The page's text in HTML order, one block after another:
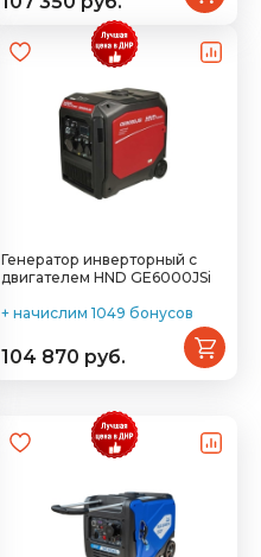
Генератор инверторный с
двигателем HND GE6000JSi
+ начислим 1049 бонусов
104 870 руб.